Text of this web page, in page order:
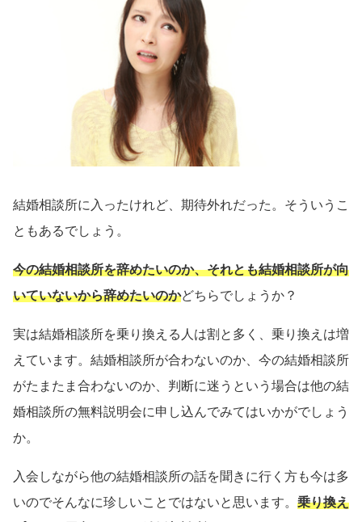
結婚相談所に入ったけれど、期待外れだった。そういうこ
ともあるでしょう。
今の結婚相談所を辞めたいのか、それとも結婚相談所が向
いていないから辞めたいのかどちらでしょうか？
実は結婚相談所を乗り換える人は割と多く、乗り換えは増
えています。結婚相談所が合わないのか、今の結婚相談所
がたまたま合わないのか、判断に迷うという場合は他の結
婚相談所の無料説明会に申し込んでみてはいかがでしょう
か。
入会しながら他の結婚相談所の話を聞きに行く方も今は多
いのでそんなに珍しいことではないと思います。 乗り換え